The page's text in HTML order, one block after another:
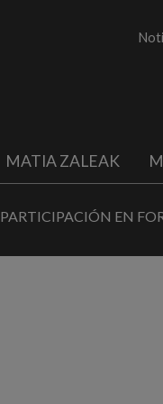
MATIA ZALEAK
PARTICIPACIÓN EN